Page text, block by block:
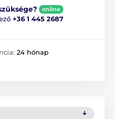
online
+36 1 445 2687
24 hónap